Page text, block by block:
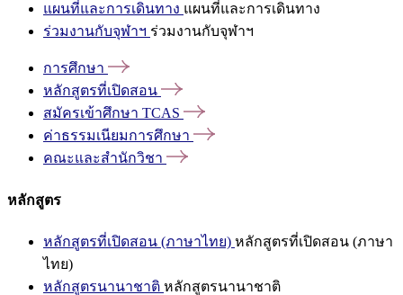
แผนที่และการเดินทาง แผนที่และการเดินทาง
ร่วมงานกับจุฬาฯ ร่วมงานกับจุฬาฯ
การศึกษา
หลักสูตรที่เปิดสอน
สมัครเข้าศึกษา TCAS
ค่าธรรมเนียมการศึกษา
คณะและสำนักวิชา
หลักสูตร
หลักสูตรที่เปิดสอน (ภาษาไทย) หลักสูตรที่เปิดสอน (ภาษา
ไทย)
หลักสูตรนานาชาติ หลักสูตรนานาชาติ